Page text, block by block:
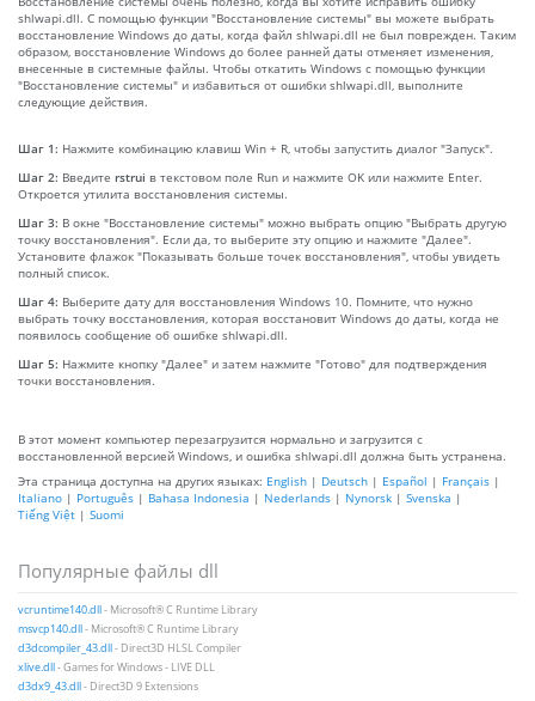
shlwapi.dll. С помощью функции "Восстановление системы" вы можете выбрать
восстановление Windows до даты, когда файл shlwapi.dll не был поврежден. Таким
образом, восстановление Windows до более ранней даты отменяет изменения,
внесенные в системные файлы. Чтобы откатить Windows с помощью функции
"Восстановление системы" и избавиться от ошибки shlwapi.dll, выполните
следующие действия.
Шаг 1: Нажмите комбинацию клавиш Win + R, чтобы запустить диалог "Запуск".
Шаг 2: Введите rstrui в текстовом поле Run и нажмите OK или нажмите Enter.
Откроется утилита восстановления системы.
Шаг 3: В окне "Восстановление системы" можно выбрать опцию "Выбрать другую
точку восстановления". Если да, то выберите эту опцию и нажмите "Далее".
Установите флажок "Показывать больше точек восстановления", чтобы увидеть
полный список.
Шаг 4: Выберите дату для восстановления Windows 10. Помните, что нужно
выбрать точку восстановления, которая восстановит Windows до даты, когда не
появилось сообщение об ошибке shlwapi.dll.
Шаг 5: Нажмите кнопку "Далее" и затем нажмите "Готово" для подтверждения
точки восстановления.
В этот момент компьютер перезагрузится нормально и загрузится с
восстановленной версией Windows, и ошибка shlwapi.dll должна быть устранена.
Эта страница доступна на других языках: English | Deutsch | Español | Français |
Italiano | Português | Bahasa Indonesia | Nederlands | Nynorsk | Svenska |
Tiếng Việt | Suomi
Популярные файлы dll
vcruntime140.dll- Microsoft® C Runtime Library
msvcp140.dll- Microsoft® C Runtime Library
d3dcompiler_43.dll- Direct3D HLSL Compiler
xlive.dll- Games for Windows - LIVE DLL
d3dx9_43.dll- Direct3D 9 Extensions